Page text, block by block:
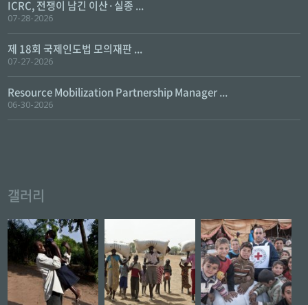
ICRC, 전쟁이 남긴 이산·실종 ...
07-28-2026
제 18회 국제인도법 모의재판 ...
07-27-2026
Resource Mobilization Partnership Manager ...
06-30-2026
갤러리